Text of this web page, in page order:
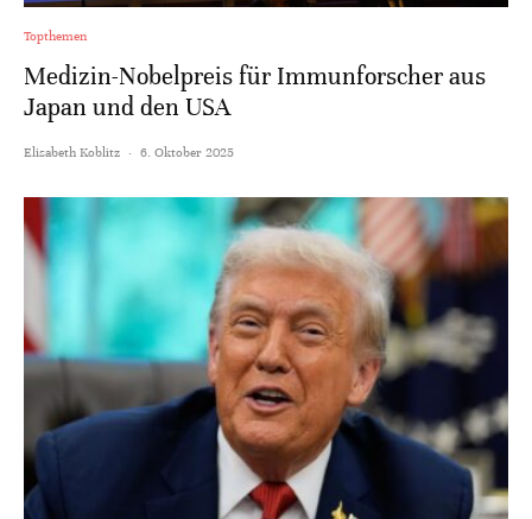
Topthemen
Medizin-Nobelpreis für Immunforscher aus
Japan und den USA
Elisabeth Koblitz · 6. Oktober 2025